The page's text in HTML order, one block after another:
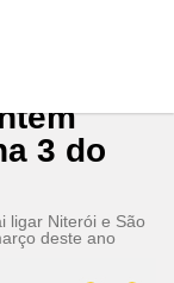
3 do
ligar Niterói e São
deste ano